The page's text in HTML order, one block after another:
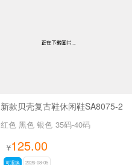
新款贝壳复古鞋休闲鞋SA8075-2
红色 黑色 银色 35码-40码
¥125.00
可退换 2026-08-05